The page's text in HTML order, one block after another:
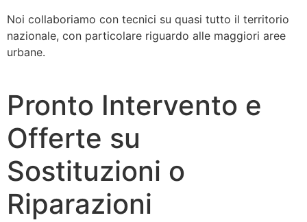
Noi collaboriamo con tecnici su quasi tutto il territorio
nazionale, con particolare riguardo alle maggiori aree
urbane.
Pronto Intervento e
Offerte su
Sostituzioni o
Riparazioni